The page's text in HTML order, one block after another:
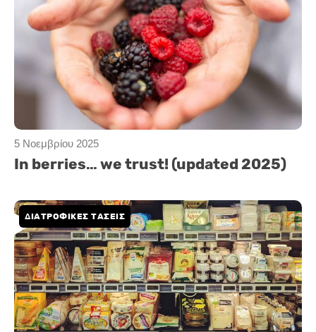
5 Νοεμβρίου 2025
In berries… we trust! (updated 2025)
ΔΙΑΤΡΟΦΙΚΕΣ ΤΑΣΕΙΣ